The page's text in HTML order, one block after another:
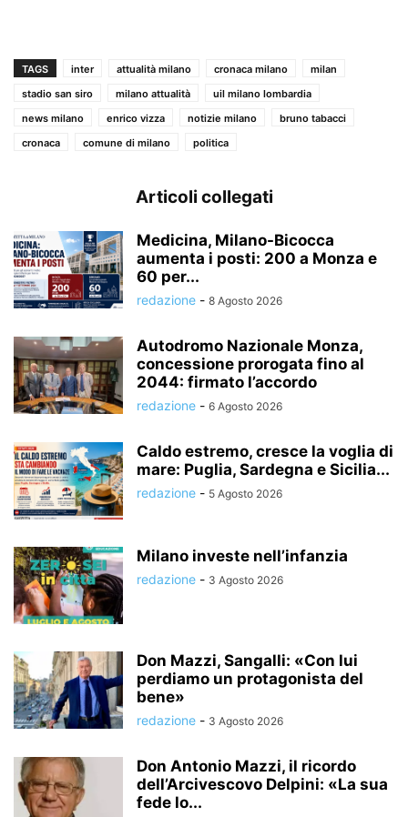
TAGS inter attualità milano cronaca milano
milan
stadio san siro
milano attualità
uil milano lombardia
news milano
enrico vizza notizie milano
bruno tabacci
cronaca
comune di milano politica
Articoli collegati
Medicina, Milano-Bicocca
aumenta i posti: 200 a Monza e
60 per...
redazione - 8 Agosto 2026
Autodromo Nazionale Monza,
concessione prorogata fino al
2044: firmato l’accordo
redazione - 6 Agosto 2026
Caldo estremo, cresce la voglia di
mare: Puglia, Sardegna e Sicilia...
redazione - 5 Agosto 2026
Milano investe nell’infanzia
redazione - 3 Agosto 2026
Don Mazzi, Sangalli: «Con lui
perdiamo un protagonista del
bene»
redazione - 3 Agosto 2026
Don Antonio Mazzi, il ricordo
dell’Arcivescovo Delpini: «La sua
fede lo...